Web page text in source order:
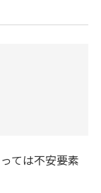
ては不安要素